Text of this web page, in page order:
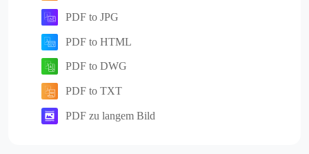
PDF to JPG
PDF to HTML
PDF to DWG
PDF to TXT
PDF zu langem Bild